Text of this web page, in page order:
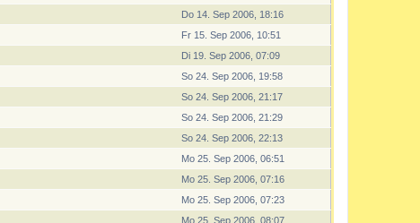
Do 14. Sep 2006, 18:16
Fr 15. Sep 2006, 10:51
Di 19. Sep 2006, 07:09
So 24. Sep 2006, 19:58
So 24. Sep 2006, 21:17
So 24. Sep 2006, 21:29
So 24. Sep 2006, 22:13
Mo 25. Sep 2006, 06:51
Mo 25. Sep 2006, 07:16
Mo 25. Sep 2006, 07:23
Mo 25. Sep 2006, 08:07